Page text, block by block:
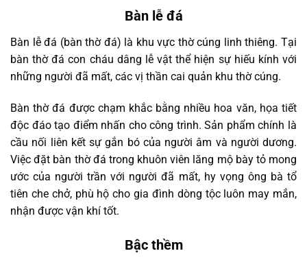
Bàn lễ đá
Bàn lễ đá (bàn thờ đá) là khu vực thờ cúng linh thiêng. Tại
bàn thờ đá con cháu dâng lễ vật thể hiện sự hiếu kính với
những người đã mất, các vị thần cai quản khu thờ cúng.
Bàn thờ đá được chạm khắc bằng nhiều hoa văn, họa tiết
độc đáo tạo điểm nhấn cho công trình. Sản phẩm chính là
cầu nối liên kết sự gắn bó của người âm và người dương.
Việc đặt bàn thờ đá trong khuôn viên lăng mộ bày tỏ mong
ước của người trần với người đã mất, hy vọng ông bà tổ
tiên che chở, phù hộ cho gia đình dòng tộc luôn may mắn,
nhận được vận khí tốt.
Bậc thềm